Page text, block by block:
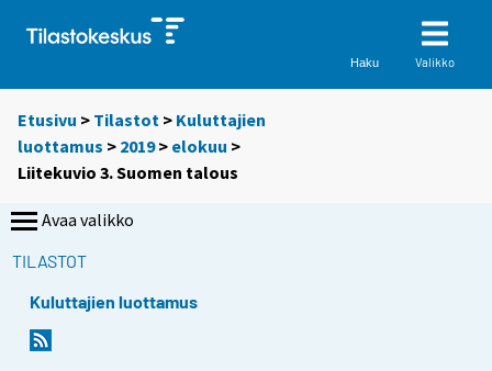
Haku Valikko
Etusivu > Tilastot > Kuluttajien
luottamus > 2019> elokuu >
Liitekuvio 3. Suomen talous
Avaa valikko
TILASTOT
Kuluttajien luottamus